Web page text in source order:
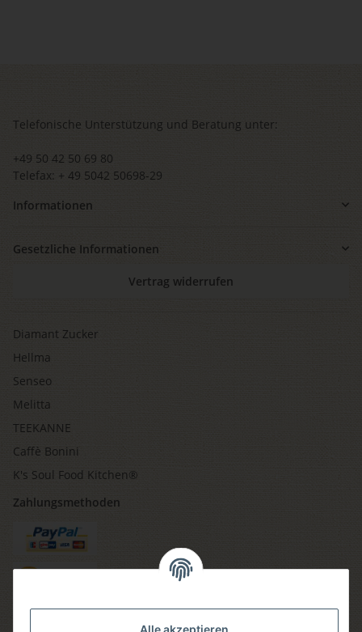
Alle akzeptieren
Telefonische Unterstützung und Beratung unter:
+49 50 42 50 69 80
Telefax: + 49 5042 50698-29
Informationen
Gesetzliche Informationen
Vertrag widerrufen
Diamant Zucker
Hellma
Senseo
Melitta
TEEKANNE
Caffè Bonini
K's Soul Food Kitchen®
Zahlungsmethoden
Versandmethoden